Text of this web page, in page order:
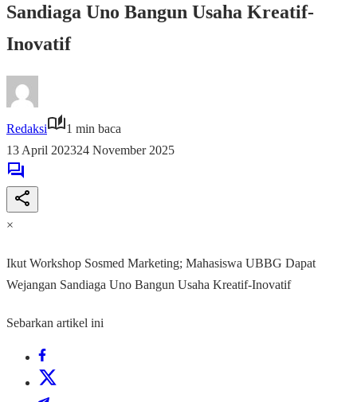
Sandiaga Uno Bangun Usaha Kreatif-
Inovatif
Redaksi
1 min baca
13 April 202324 November 2025
×
Ikut Workshop Sosmed Marketing; Mahasiswa UBBG Dapat
Wejangan Sandiaga Uno Bangun Usaha Kreatif-Inovatif
Sebarkan artikel ini